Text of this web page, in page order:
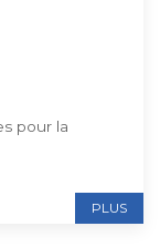
pour la
PLUS